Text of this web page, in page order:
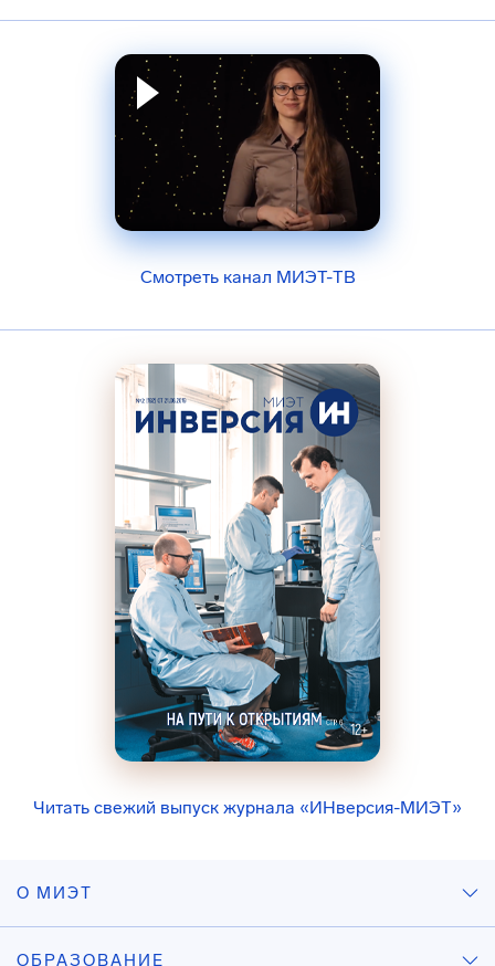
Смотреть канал МИЭТ-ТВ
Читать свежий выпуск журнала «ИНверсия-МИЭТ»
О МИЭТ
ОБРАЗОВАНИЕ